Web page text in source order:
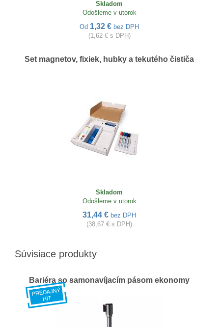
Skladom
Odošleme v utorok
Od 1,32 € bez DPH
(1,62 € s DPH)
Set magnetov, fixiek, hubky a tekutého čističa
Skladom
Odošleme v utorok
31,44 € bez DPH
(38,67 € s DPH)
Súvisiace produkty
Bariéra so samonavíjacím pásom ekonomy